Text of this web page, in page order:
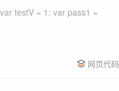
网页代码